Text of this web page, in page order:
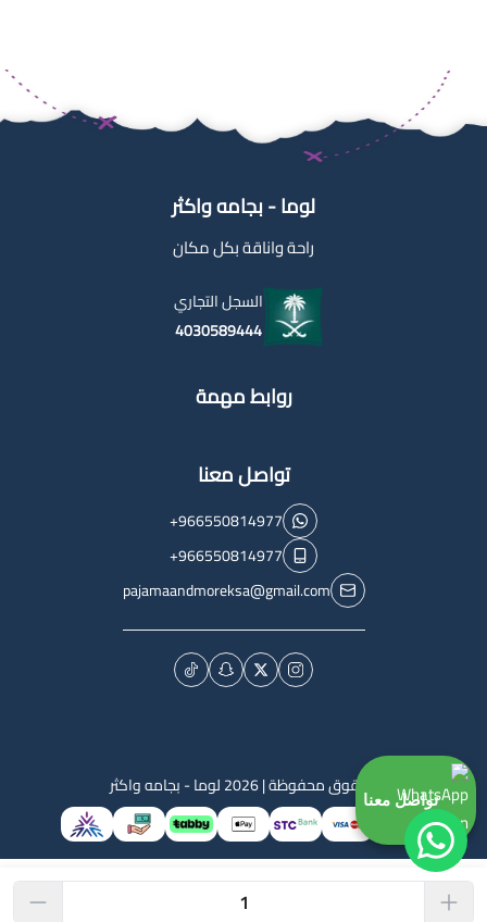
لوما - بجامه واكثر
راحة واناقة بكل مكان
السجل التجاري
4030589444
روابط مهمة
تواصل معنا
+966550814977
+966550814977
pajamaandmoreksa@gmail.com
الحقوق محفوظة | 2026 لوما - بجامه واكثر
تواصل معنا